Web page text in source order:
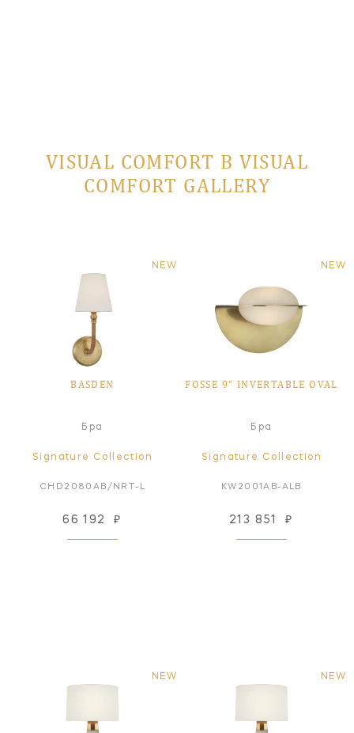
VISUAL COMFORT В VISUAL
COMFORT GALLERY
NEW
BASDEN
Бра
Signature Collection
CHD2080AB/NRT-L
66 192 ₽
NEW
FOSSE 9" INVERTABLE OVAL
Бра
Signature Collection
KW2001AB-ALB
213 851 ₽
NEW NEW